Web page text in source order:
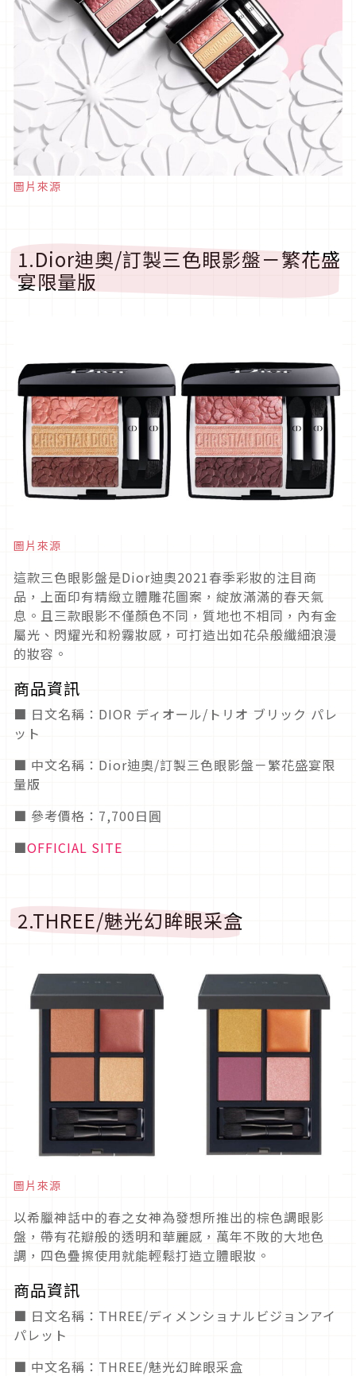
圖片來源
1.Dior迪奧/訂製三色眼影盤－繁花盛
宴限量版
圖片來源
這款三色眼影盤是Dior迪奧2021春季彩妝的注目商
品，上面印有精緻立體雕花圖案，綻放滿滿的春天氣
息。且三款眼影不僅顏色不同，質地也不相同，內有金
屬光、閃耀光和粉霧妝感，可打造出如花朵般纖細浪漫
的妝容。
商品資訊
■ 日文名稱：DIOR ディオール/トリオ ブリック パレ
ット
■ 中文名稱：Dior迪奧/訂製三色眼影盤－繁花盛宴限
量版
■ 參考價格：7,700日圓
■OFFICIAL SITE
2.THREE/魅光幻眸眼采盒
圖片來源
以希臘神話中的春之女神為發想所推出的棕色調眼影
盤，帶有花瓣般的透明和華麗感，萬年不敗的大地色
調，四色疊擦使用就能輕鬆打造立體眼妝。
商品資訊
■ 日文名稱：THREE/ディメンショナルビジョンアイ
パレット
■ 中文名稱：THREE/魅光幻眸眼采盒